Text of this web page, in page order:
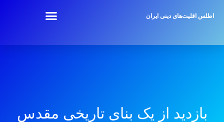
اطلس اقلیت‌های دینی ایران
بازدید از یک بنای تاریخی مقدس